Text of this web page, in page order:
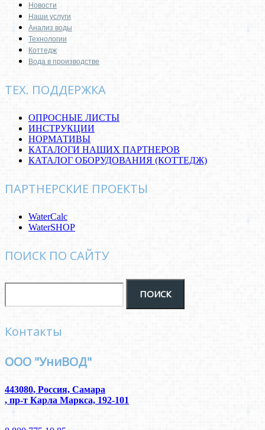
Новости
Наши услуги
Анализ воды
Технологии
Коттедж
Вода в производстве
ТЕХ. ПОДДЕРЖКА
ОПРОСНЫЕ ЛИСТЫ
ИНСТРУКЦИИ
НОРМАТИВЫ
КАТАЛОГИ НАШИХ ПАРТНЕРОВ
КАТАЛОГ ОБОРУДОВАНИЯ (КОТТЕДЖ)
ПАРТНЕРСКИЕ ПРОЕКТЫ
WaterCalc
WaterSHOP
ПОИСК ПО САЙТУ
Контакты
ООО "УниВОД"
443080, Россия, Самара
, пр-т Карла Маркса, 192-101